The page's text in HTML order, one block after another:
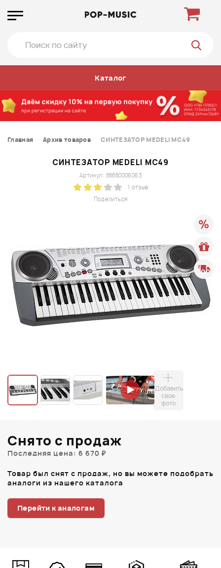
Каталог
Главная Архив товаров СИНТЕЗАТОР MEDELI MC49
СИНТЕЗАТОР MEDELI MC49
Поделиться
Артикул: 88880006063
1 отзыв
Добавить
свое
фото
Снято с продаж
Последняя цена: 6 670 ₽
Товар был снят с продаж, но вы можете подобрать
аналоги из нашего каталога
Перейти к аналогам